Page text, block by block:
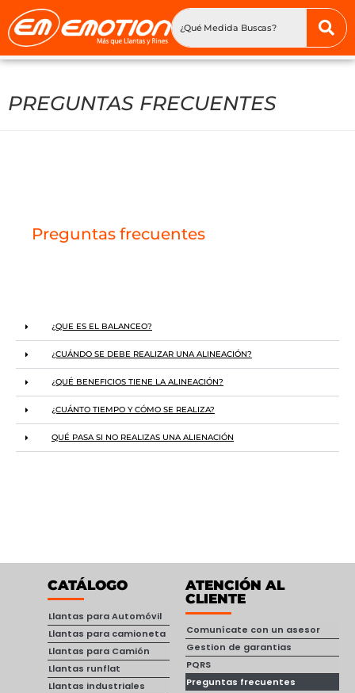
PREGUNTAS FRECUENTES
Preguntas frecuentes
¿QUE ES EL BALANCEO?
¿CUÁNDO SE DEBE REALIZAR UNA ALINEACIÓN?
¿QUÉ BENEFICIOS TIENE LA ALINEACIÓN?
¿CUÁNTO TIEMPO Y CÓMO SE REALIZA?
QUÉ PASA SI NO REALIZAS UNA ALIENACIÓN
CATÁLOGO
Llantas para Automóvil
Llantas para camioneta
Llantas para Camión
Llantas runflat
Llantas industriales
ATENCIÓN AL
CLIENTE
Comunícate con un asesor
Gestion de garantias
PQRS
Preguntas frecuentes